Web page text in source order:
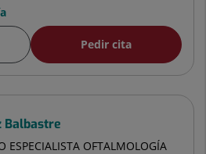
Pedir cita
Balbastre
ESPECIALISTA OFTALMOLOGÍA